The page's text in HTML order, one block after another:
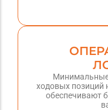
ходовых позиций
обеспечивают